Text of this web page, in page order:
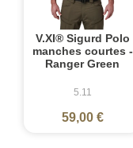
V.XI® Sigurd Polo
manches courtes -
Ranger Green
5.11
59,00 €